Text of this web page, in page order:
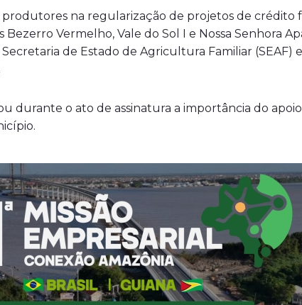
na regularização de projetos de crédito
Vermelho, Vale do Sol I e Nossa Senhora
de Estado de Agricultura Familiar (SEAF)
durante o ato de assinatura a importância do